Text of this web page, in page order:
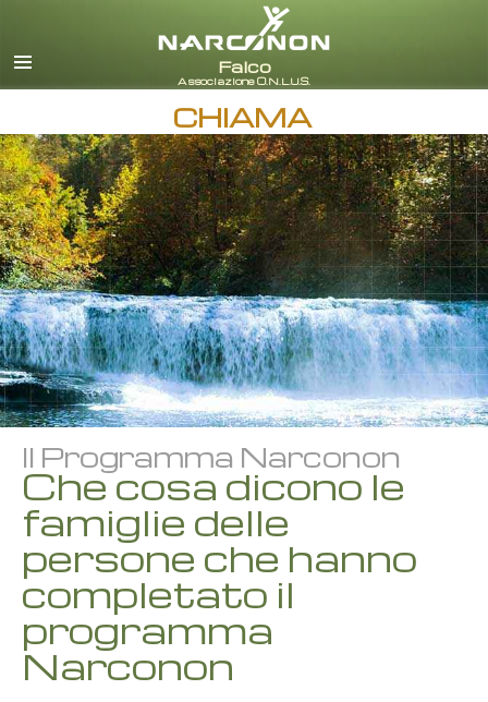
italiano
CHIAMA
Il Programma Narconon
Che cosa dicono le
famiglie delle
persone che hanno
completato il
programma
Narconon